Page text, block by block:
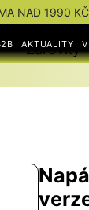
NAD 1990 KČ
AKTUALITY
Žárovky